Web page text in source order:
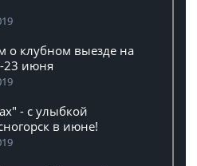
о клубном выезде на
23 июня
- с улыбкой
в июне!